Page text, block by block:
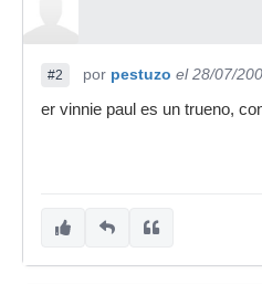
#2 por pestuzo el 28/07/
er vinnie paul es un trueno,